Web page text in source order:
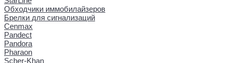
Обходчики иммобилайзеров
Брелки для сигнализаций
Cenmax
Pandect
Pandora
Pharaon
Scher-Khan